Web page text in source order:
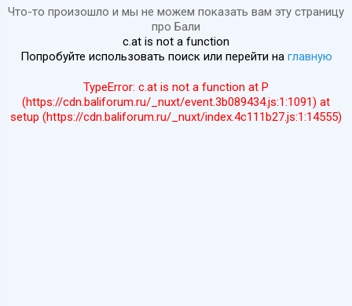
Что-то произошло и мы не можем показать вам эту страницу
про Бали
c.at is not a function
Попробуйте использовать поиск или перейти на главную
TypeError: c.at is not a function at P
(https://cdn.baliforum.ru/_nuxt/event.3b089434.js:1:1091) at
setup (https://cdn.baliforum.ru/_nuxt/index.4c111b27.js:1:14555)